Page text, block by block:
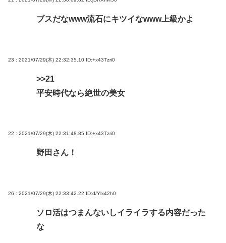
ブスだなwww流石にキツイなwww上級かよ
23 : 2021/07/29(木) 22:32:35.10 ID:+x43Tzri0
>>21
平安時代なら絶世の美女
22 : 2021/07/29(木) 22:31:48.85 ID:+x43Tzri0
野田さん！
26 : 2021/07/29(木) 22:33:42.22 ID:d/Ylx42h0
ソロ活はつまんないしイライラする内容だった
な